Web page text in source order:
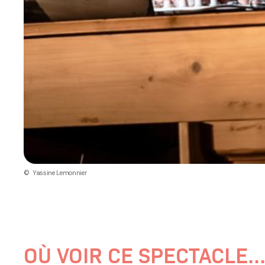
© Yassine Lemonnier
OÙ VOIR CE SPECTACLE...